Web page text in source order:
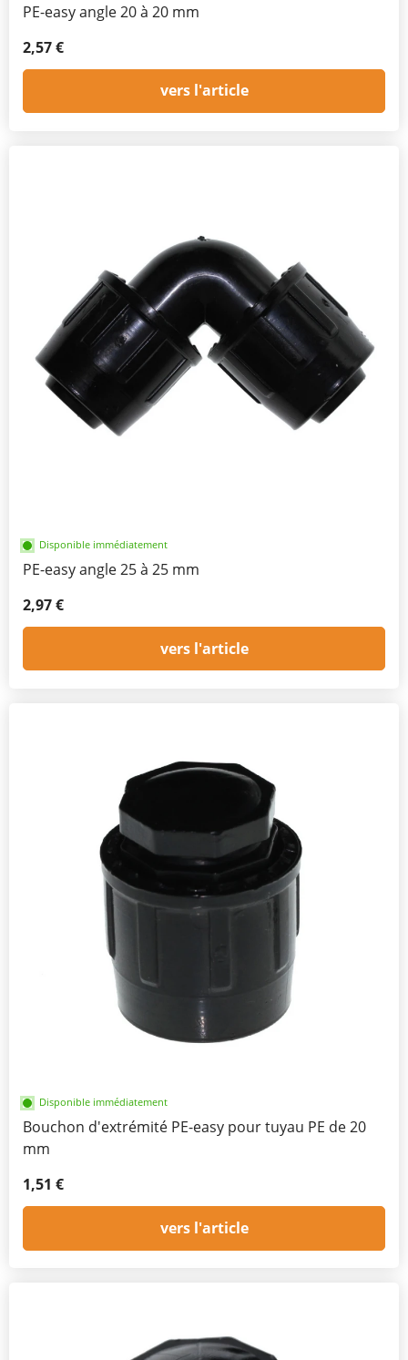
PE-easy angle 20 à 20 mm
2,57 €
vers l'article
Disponible immédiatement
PE-easy angle 25 à 25 mm
2,97 €
vers l'article
Disponible immédiatement
Bouchon d'extrémité PE-easy pour tuyau PE de 20
mm
1,51 €
vers l'article